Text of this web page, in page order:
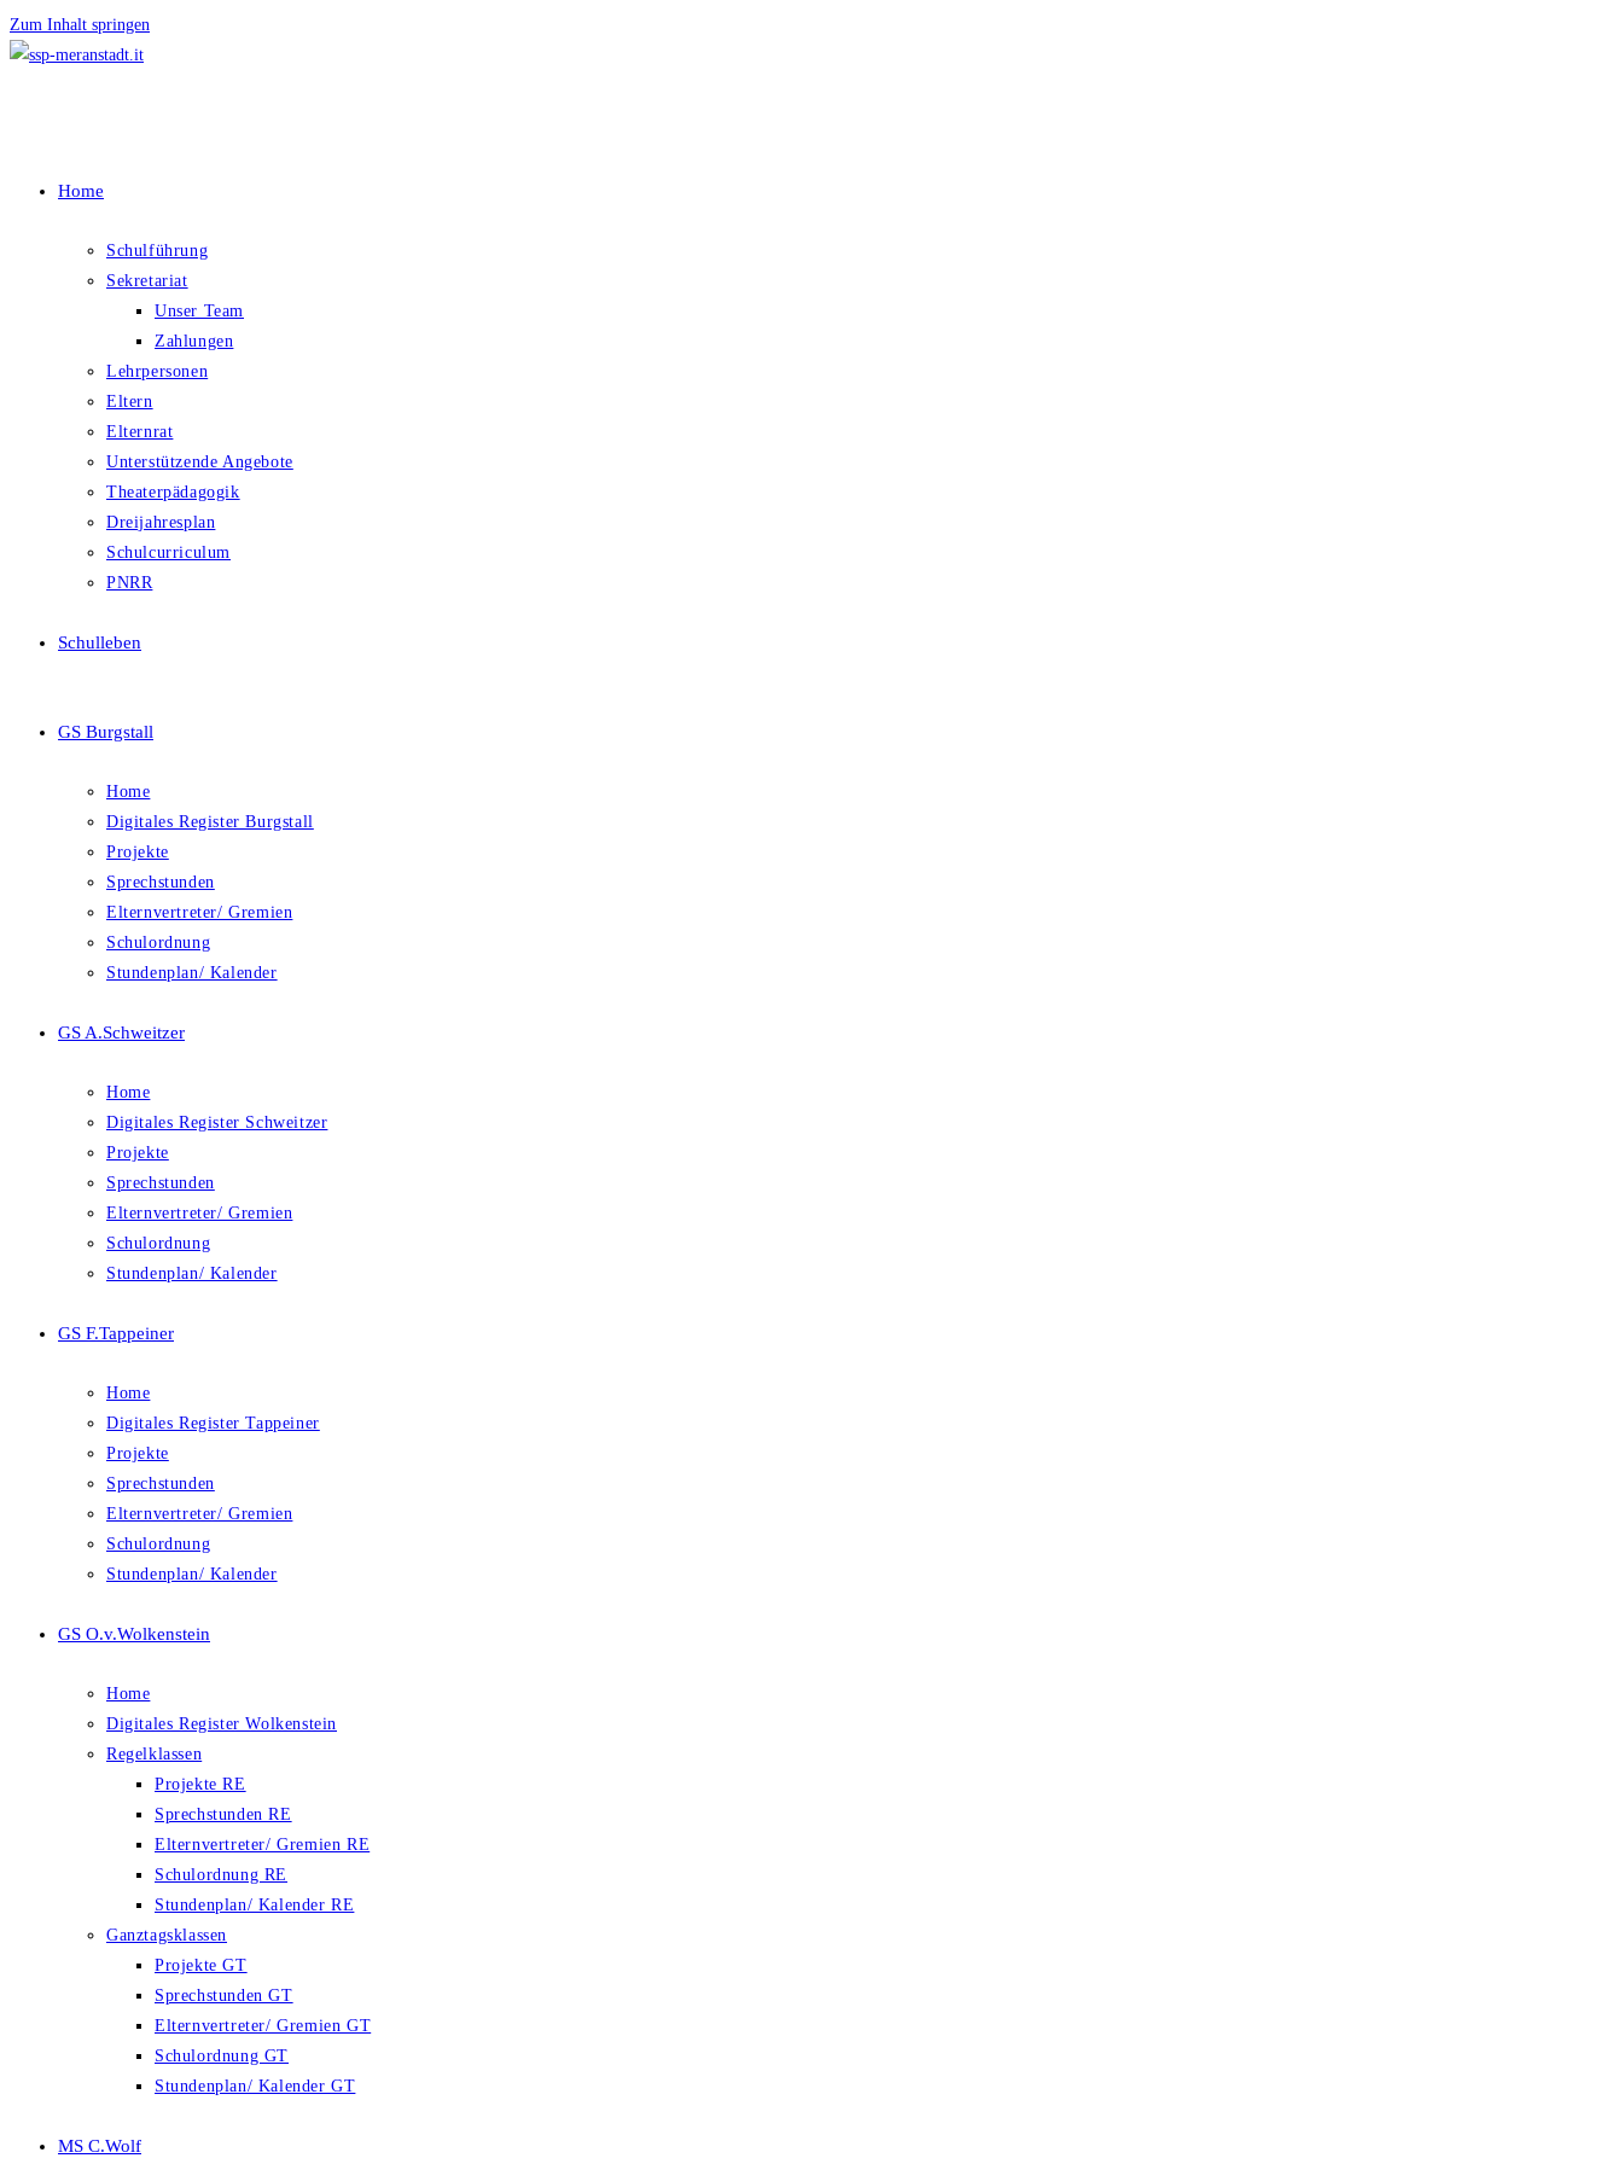
Zum Inhalt springen
Home
Schulführung
Sekretariat
Unser Team
Zahlungen
Lehrpersonen
Eltern
Elternrat
Unterstützende Angebote
Theaterpädagogik
Dreijahresplan
Schulcurriculum
PNRR
Schulleben
GS Burgstall
Home
Digitales Register Burgstall
Projekte
Sprechstunden
Elternvertreter/ Gremien
Schulordnung
Stundenplan/ Kalender
GS A.Schweitzer
Home
Digitales Register Schweitzer
Projekte
Sprechstunden
Elternvertreter/ Gremien
Schulordnung
Stundenplan/ Kalender
GS F.Tappeiner
Home
Digitales Register Tappeiner
Projekte
Sprechstunden
Elternvertreter/ Gremien
Schulordnung
Stundenplan/ Kalender
GS O.v.Wolkenstein
Home
Digitales Register Wolkenstein
Regelklassen
Projekte RE
Sprechstunden RE
Elternvertreter/ Gremien RE
Schulordnung RE
Stundenplan/ Kalender RE
Ganztagsklassen
Projekte GT
Sprechstunden GT
Elternvertreter/ Gremien GT
Schulordnung GT
Stundenplan/ Kalender GT
MS C.Wolf